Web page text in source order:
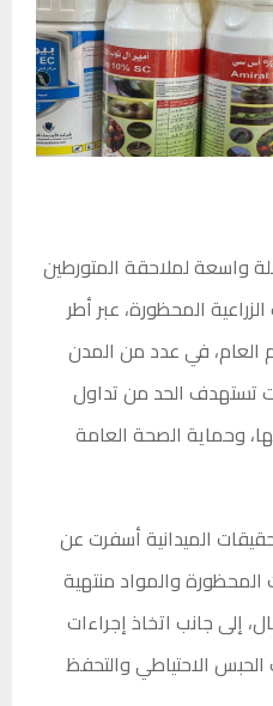
واسعة لملاحقة المتورطين
المحظورة، عبر أطر
العام، في عدد من المدن
تستهدف الحد من تداول
وحماية الصحة العامة
الميدانية أسفرت عن
والمواد منتهية
إلى جانب اتخاذ إجراءات
الاحتياطي والتحفظ